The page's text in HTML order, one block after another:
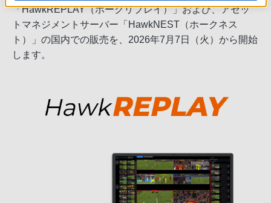
「HawkREPLAY（ホークリプレイ）」および、アセッ
トマネジメントサーバー「HawkNEST（ホークネス
ト）」の国内での販売を、2026年7月7日（火）から開始
します。